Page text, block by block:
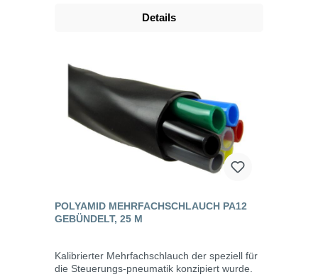
Details
POLYAMID MEHRFACHSCHLAUCH PA12
GEBÜNDELT, 25 M
Kalibrierter Mehrfachschlauch der speziell für
die Steuerungs-pneumatik konzipiert wurde.